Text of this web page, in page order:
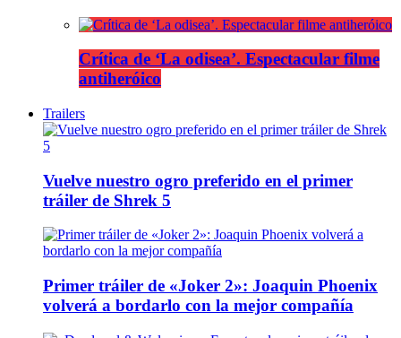
Crítica de ‘La odisea’. Espectacular filme
antiheróico
Trailers
Vuelve nuestro ogro preferido en el primer
tráiler de Shrek 5
Primer tráiler de «Joker 2»: Joaquin Phoenix
volverá a bordarlo con la mejor compañía